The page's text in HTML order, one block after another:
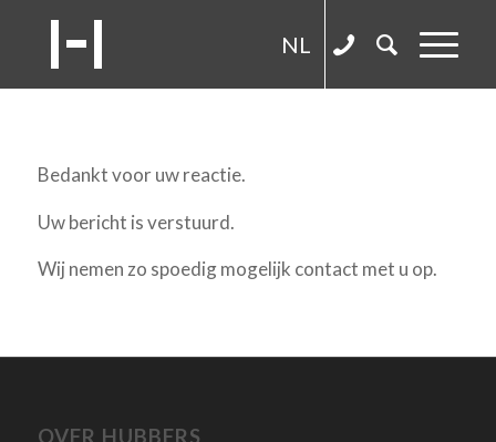
NL
Bedankt voor uw reactie.
Uw bericht is verstuurd.
Wij nemen zo spoedig mogelijk contact met u op.
OVER HUBBERS